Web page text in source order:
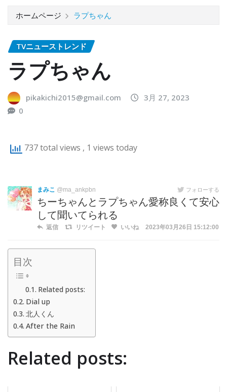
ホームページ ラプちゃん
TVニューストレンド
ラプちゃん
pikakichi2015@gmail.com
3月 27, 2023
0
737 total views , 1 views today
まみこ @ma_ankpbn フォローする
ちーちゃんとラプちゃん愛称良くて安心
して聞いてられる
返信 リツイート いいね 2023年03月26日 15:12:00
目次
Related posts:
Dial up
北人くん
After the Rain
Related posts: